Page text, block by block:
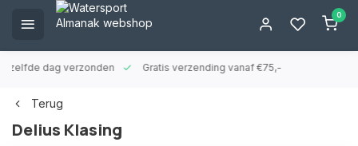
0
zelfde dag verzonden Gratis verzending vanaf €75,-
Terug
Delius Klasing